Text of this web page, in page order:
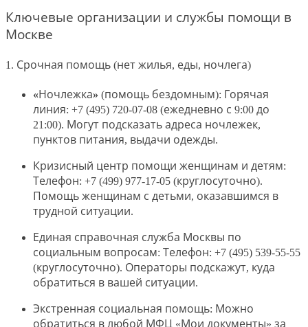
Ключевые организации и службы помощи в
Москве
1. Срочная помощь (нет жилья, еды, ночлега)
«Ночлежка» (помощь бездомным): Горячая
линия: +7 (495) 720-07-08 (ежедневно с 9:00 до
21:00). Могут подсказать адреса ночлежек,
пунктов питания, выдачи одежды.
Кризисный центр помощи женщинам и детям:
Телефон: +7 (499) 977-17-05 (круглосуточно).
Помощь женщинам с детьми, оказавшимся в
трудной ситуации.
Единая справочная служба Москвы по
социальным вопросам: Телефон: +7 (495) 539-55-55
(круглосуточно). Операторы подскажут, куда
обратиться в вашей ситуации.
Экстренная социальная помощь: Можно
обратиться в любой МФЦ «Мои документы» за